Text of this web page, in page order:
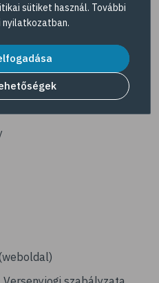
sütiket használ. További
.